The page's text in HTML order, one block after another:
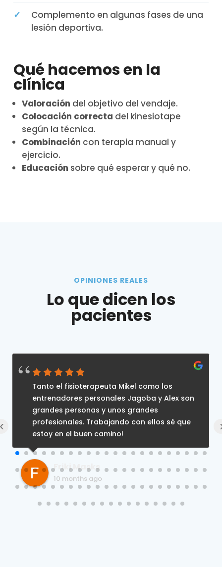
✓
Complemento en algunas fases de una
lesión deportiva.
Qué hacemos en la
clínica
Valoración del objetivo del vendaje.
Colocación correcta del kinesiotape
según la técnica.
Combinación con terapia manual y
ejercicio.
Educación sobre qué esperar y qué no.
OPINIONES REALES
Lo que dicen los
pacientes
Tanto el fisioterapeuta Mikel como los
entrenadores personales Jagoba y Alex son
grandes personas y unos grandes
profesionales. Trabajando con ellos sé que
estoy en el buen camino!
Friki Masks
10 months ago
‹